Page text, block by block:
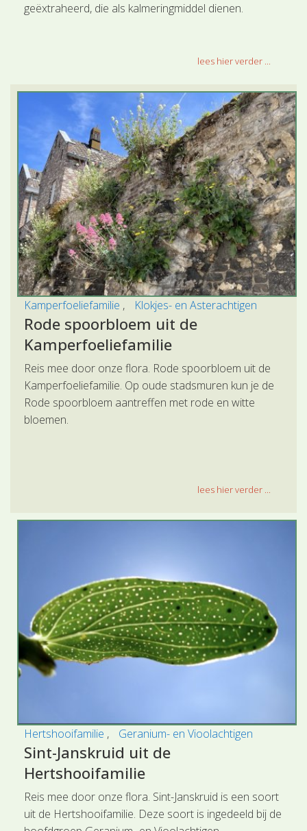
geëxtraheerd, die als kalmeringmiddel dienen.
lees hier verder ...
Kamperfoeliefamilie Klokjes- en Asterachtigen
Rode spoorbloem uit de
Kamperfoeliefamilie
Reis mee door onze flora. Rode spoorbloem uit de
Kamperfoeliefamilie. Op oude stadsmuren kun je de
Rode spoorbloem aantreffen met rode en witte
bloemen.
lees hier verder ...
Hertshooifamilie Geranium- en Vioolachtigen
Sint-Janskruid uit de
Hertshooifamilie
Reis mee door onze flora. Sint-Janskruid is een soort
uit de Hertshooifamilie. Deze soort is ingedeeld bij de